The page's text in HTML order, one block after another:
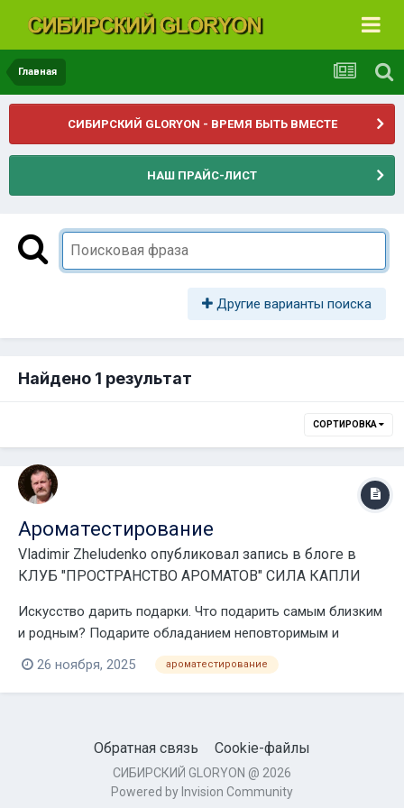
Главная
СИБИРСКИЙ GLORYON - ВРЕМЯ БЫТЬ ВМЕСТЕ
НАШ ПРАЙС-ЛИСТ
Другие варианты поиска
Найдено 1 результат
СОРТИРОВКА
Ароматестирование
Vladimir Zheludenko опубликовал запись в блоге в
КЛУБ "ПРОСТРАНСТВО АРОМАТОВ" СИЛА КАПЛИ
Искусство дарить подарки. Что подарить самым близким
и родным? Подарите обладанием неповторимым и
индивидуальным ароматом. Ароматестирование.
Уникальная методика подбора неповторимого и
индивидуального аромата. Для тех, кто хочет осознать
26 ноября, 2025 ароматестирование
Обратная связь Cookie-файлы
СИБИРСКИЙ GLORYON @ 2026
Powered by Invision Community